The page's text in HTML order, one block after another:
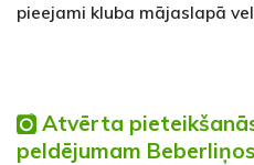
pieejami kluba mājaslapā
Atvērta
peldējumam Beberliņos